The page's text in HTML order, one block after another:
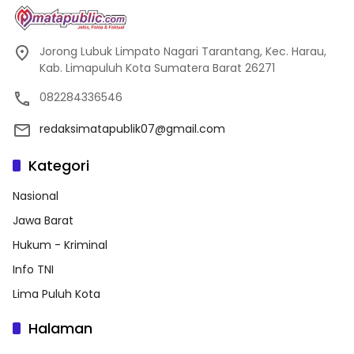
Jorong Lubuk Limpato Nagari Tarantang, Kec. Harau,
Kab. Limapuluh Kota Sumatera Barat 26271
082284336546
redaksimatapublik07@gmail.com
Kategori
Nasional
Jawa Barat
Hukum - Kriminal
Info TNI
Lima Puluh Kota
Halaman